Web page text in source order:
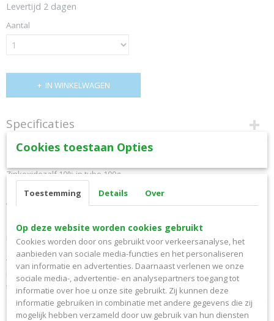
Levertijd 2 dagen
Aantal
IN WINKELWAGEN
Specificaties
Productcode
EAN code
Productcode leverancier
Bruto gewicht
0,10 Kg
Omschrijving
Zinkoxidezalf 10% in tube 100g
Ingredienten
Vaselinum album, zinci oxidum.
Gebruik
Een beschermende zalf met een drogende, beschermende en
afdekkende invloed.
Te gebruiken bij luieruitslag en ter verzorging van lipblaasjes.
Meerdere malen daags en/of bij elke luierwisseling aanbrengen,
tenzij anders geadviseerd.
Reacties
Cookies toestaan Opties
Toestemming Details Over
Op deze website worden cookies gebruikt
Cookies worden door ons gebruikt voor verkeersanalyse, het
aanbieden van sociale media-functies en het personaliseren
van informatie en advertenties. Daarnaast verlenen we onze
sociale media-, advertentie- en analysepartners toegang tot
informatie over hoe u onze site gebruikt. Zij kunnen deze
informatie gebruiken in combinatie met andere gegevens die zij
mogelijk hebben verzameld door uw gebruik van hun diensten